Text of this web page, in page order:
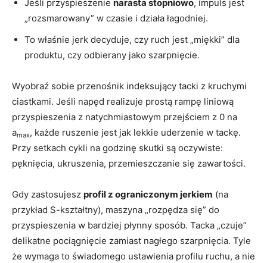
Jeśli przyspieszenie narasta stopniowo, impuls jest
„rozsmarowany” w czasie i działa łagodniej.
To właśnie jerk decyduje, czy ruch jest „miękki” dla
produktu, czy odbierany jako szarpnięcie.
Wyobraź sobie przenośnik indeksujący tacki z kruchymi
ciastkami. Jeśli napęd realizuje prostą rampę liniową
przyspieszenia z natychmiastowym przejściem z 0 na
amax, każde ruszenie jest jak lekkie uderzenie w tackę.
Przy setkach cykli na godzinę skutki są oczywiste:
pęknięcia, ukruszenia, przemieszczanie się zawartości.
Gdy zastosujesz profil z ograniczonym jerkiem (na
przykład S-kształtny), maszyna „rozpędza się” do
przyspieszenia w bardziej płynny sposób. Tacka „czuje”
delikatne pociągnięcie zamiast nagłego szarpnięcia. Tyle
że wymaga to świadomego ustawienia profilu ruchu, a nie